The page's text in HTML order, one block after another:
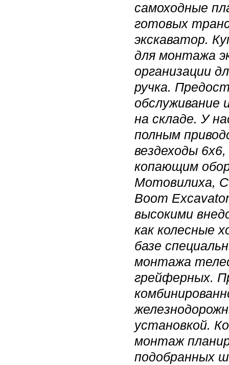
самоходные
готовых
экскаватор.
для монтажа
организации
ручка.
обслуживание
на складе. У
полным
вездеходы
копающим
Мотовилиха,
Boom
высокими
как колесные
базе
монтажа
грейферных.
установкой.
монтаж
подобранных